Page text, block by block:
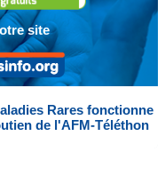
site
Rares fonctionne
de l'AFM-Téléthon